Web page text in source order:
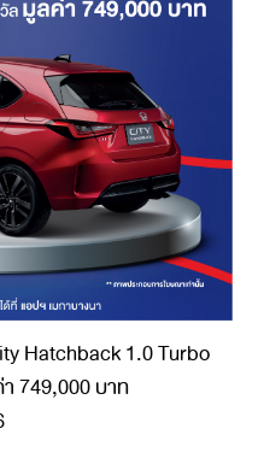
Hatchback 1.0 Turbo
749,000 บาท